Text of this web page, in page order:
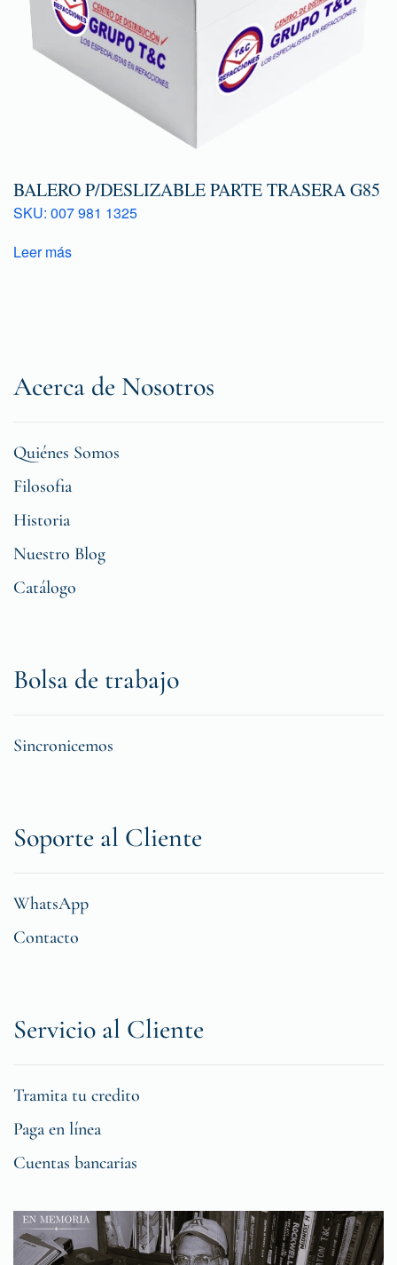
BALERO P/DESLIZABLE PARTE TRASERA G85
SKU: 007 981 1325
Leer más
Acerca de Nosotros
Quiénes Somos
Filosofia
Historia
Nuestro Blog
Catálogo
Bolsa de trabajo
Sincronicemos
Soporte al Cliente
WhatsApp
Contacto
Servicio al Cliente
Tramita tu credito
Paga en línea
Cuentas bancarias